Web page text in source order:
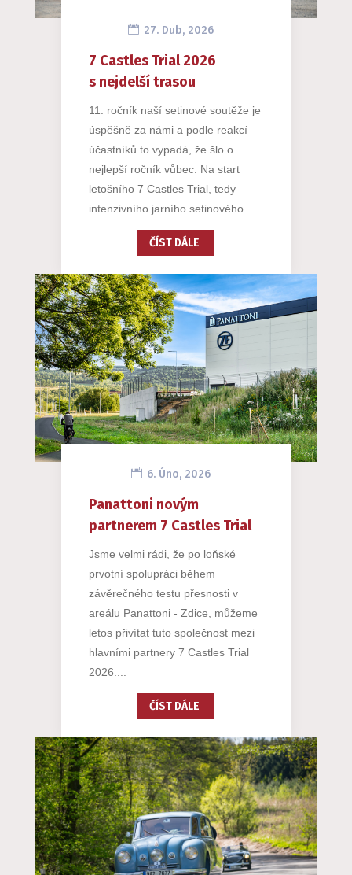
27. Dub, 2026
7 Castles Trial 2026
s nejdelší trasou
11. ročník naší setinové soutěže je
úspěšně za námi a podle reakcí
účastníků to vypadá, že šlo o
nejlepší ročník vůbec. Na start
letošního 7 Castles Trial, tedy
intenzivního jarního setinového...
ČÍST DÁLE
6. Úno, 2026
Panattoni novým
partnerem 7 Castles Trial
Jsme velmi rádi, že po loňské
prvotní spolupráci během
závěrečného testu přesnosti v
areálu Panattoni - Zdice, můžeme
letos přivítat tuto společnost mezi
hlavními partnery 7 Castles Trial
2026....
ČÍST DÁLE